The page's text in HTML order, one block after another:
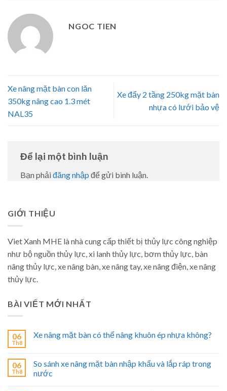
NGOC TIEN
Xe nâng mặt bàn con lăn
350kg nâng cao 1.3 mét
NAL35
Xe đẩy 2 tầng 250kg mặt bàn
nhựa có lưới bảo vệ
Để lại một bình luận
Bạn phải đăng nhập để gửi bình luận.
GIỚI THIỆU
Viet Xanh MHE là nhà cung cấp thiết bị thủy lực công nghiệp
như bộ nguồn thủy lực, xi lanh thủy lực, bơm thủy lực, bàn
nâng thủy lực, xe nâng bàn, xe nâng tay, xe nâng điện, xe nâng
thủy lực.
BÀI VIẾT MỚI NHẤT
06
Th8
Xe nâng mặt bàn có thể nâng khuôn ép nhựa không?
06
Th8
So sánh xe nâng mặt bàn nhập khẩu và lắp ráp trong
nước